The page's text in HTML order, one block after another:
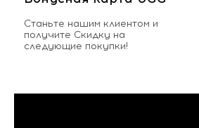
Станьте нашим клиентом и
получите Скидку на
следующие покупки!